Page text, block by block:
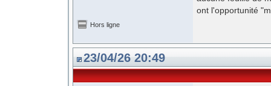
ont l'opportunité
Hors ligne
23/04/26 20:49